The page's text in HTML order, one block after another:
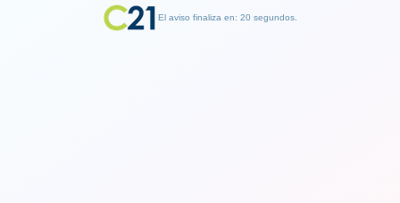
El aviso finaliza en: 19 segundos.